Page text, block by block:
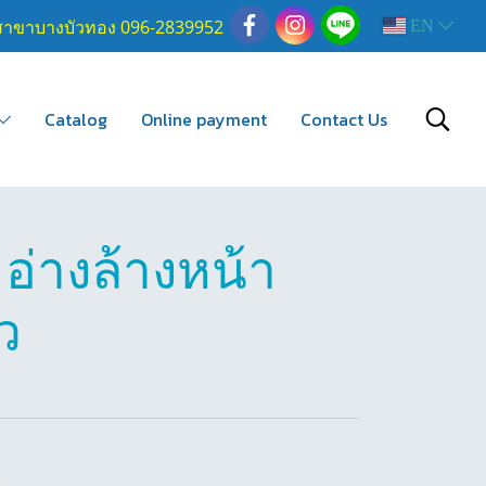
ขาบางบัวทอง 096-2839952 EN
Catalog Online payment Contact Us
อ่างล้างหน้า